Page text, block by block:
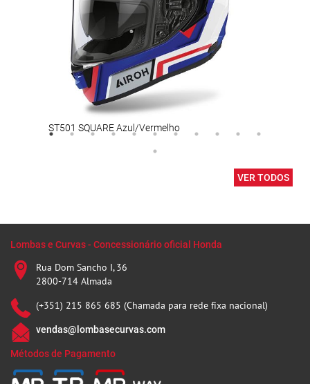
ST501 SQUARE Azul/Vermelho
VER TODOS
Lombas e Curvas - Concessionário oficial Honda
Rua Dom Sancho I, 36
2800-714 Almada
(+351) 215 865 685 (Chamada para rede fixa nacional)
vendas@lombasecurvas.com
Métodos de Pagamento